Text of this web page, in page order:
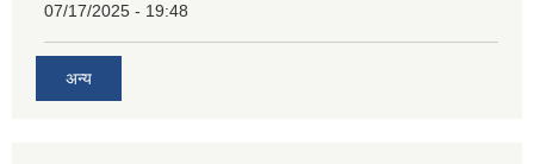
07/17/2025 - 19:48
अन्य